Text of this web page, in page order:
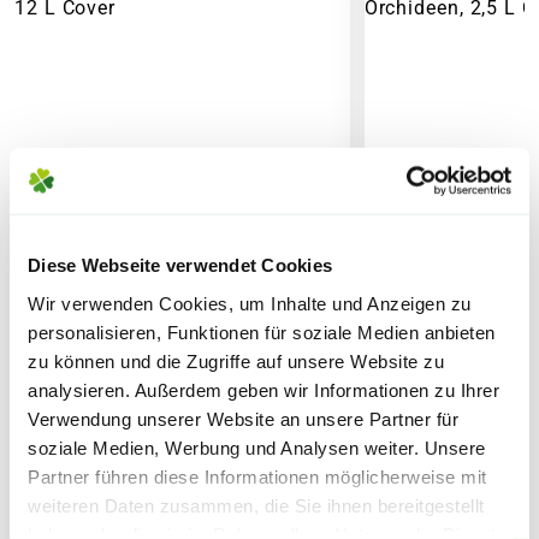
Diese Webseite verwendet Cookies
Wir verwenden Cookies, um Inhalte und Anzeigen zu
personalisieren, Funktionen für soziale Medien anbieten
zu können und die Zugriffe auf unsere Website zu
analysieren. Außerdem geben wir Informationen zu Ihrer
Verwendung unserer Website an unsere Partner für
soziale Medien, Werbung und Analysen weiter. Unsere
Partner führen diese Informationen möglicherweise mit
weiteren Daten zusammen, die Sie ihnen bereitgestellt
der Forstwirtschaft. Sie schützen den
Fichten und Kiefern, welche auch in
ausschließlich von Pinienbäumen,
welche im Mittelmeer beheimatet sind.
Die Pinienrinde verrottet etwas
langsamer als Rindenmulch und
versprüht einen angenehmen Duft, der
höhere Preis resultiert aus dem weiteren
Transportweg.
Erhältlich sind beide Abdeckungen in
14,95€
SPEDITIONSVERSAND
29,95€
LECHUZA Pflanzsubstrat
'Pon', 12 L
16,99
SERAMIS
Orchideen, 2,5
5,99
inkl. MwSt.